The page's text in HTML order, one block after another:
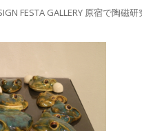
FESTA GALLERY 原宿で陶